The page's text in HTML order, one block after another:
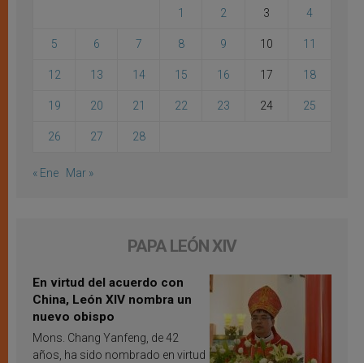
1 2 3 4
5 6 7 8 9 10 11
12 13 14 15 16 17 18
19 20 21 22 23 24 25
26 27 28
« Ene Mar »
PAPA LEÓN XIV
En virtud del acuerdo con
China, León XIV nombra un
nuevo obispo
Mons. Chang Yanfeng, de 42
años, ha sido nombrado en virtud